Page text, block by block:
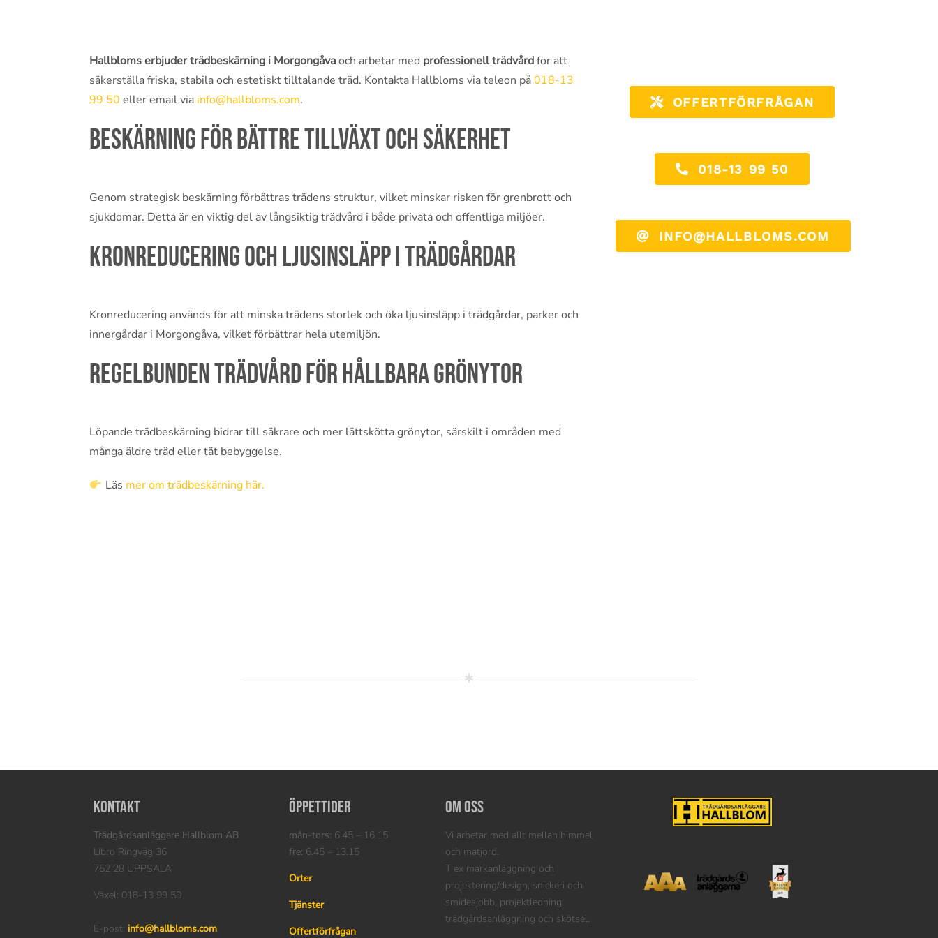
Hallbloms erbjuder trädbeskärning i Morgongåvaoch arbetar med professionell trädvårdför att
säkerställa friska, stabila och estetiskt tilltalande träd. Kontakta Hallbloms via teleon på018-13
99 50 eller email via info@hallbloms.com.
Beskärning för bättre tillväxt och säkerhet
Genom strategisk beskärning förbättras trädens struktur, vilket minskar risken för grenbrott och
sjukdomar. Detta är en viktig del av långsiktig trädvård i både privata och offentliga miljöer.
Kronreducering och ljusinsläpp i trädgårdar
Kronreducering används för att minska trädens storlek och öka ljusinsläpp i trädgårdar, parker och
innergårdar i Morgongåva, vilket förbättrar hela utemiljön.
Regelbunden trädvård för hållbara grönytor
Löpande trädbeskärning bidrar till säkrare och mer lättskötta grönytor, särskilt i områden med
många äldre träd eller tät bebyggelse.
Läs mer om trädbeskärning här.
OFFERTFÖRFRÅGAN
018-13 99 50
INFO@HALLBLOMS.COM
Kontakt
Trädgårdsanläggare Hallblom AB
Libro Ringväg 36
752 28 UPPSALA
Växel: 018-13 99 50
E-post: info@hallbloms.com
Öppettider
mån-tors: 6.45 – 16.15
fre: 6.45 – 13.15
Orter
Tjänster
Offertförfrågan
Om oss
Vi arbetar med allt mellan himmel
och matjord.
T ex markanläggning och
projektering/design, snickeri och
smidesjobb, projektledning,
trädgårdsanläggning och skötsel.